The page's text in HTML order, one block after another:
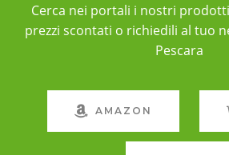
Cerca nei portali i nostri
prezzi scontati o richiedili al tuo
Pescara
AMAZON